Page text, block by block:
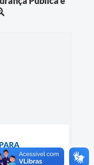
PÚBLICA